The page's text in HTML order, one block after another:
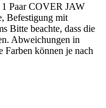
Paar COVER JAW
Befestigung mit
Bitte beachte, dass die
Abweichungen in
können je nach